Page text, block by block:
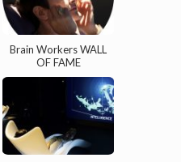
Brain Workers WALL
OF FAME